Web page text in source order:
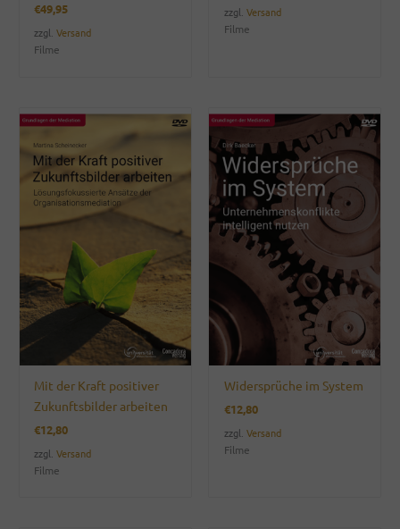
€49,95
zzgl.Versand
Filme
zzgl. Versand
Filme
Mit der Kraft positiver
Zukunftsbilder arbeiten
€12,80
zzgl.Versand
Filme
Widersprüche im System
€12,80
zzgl. Versand
Filme